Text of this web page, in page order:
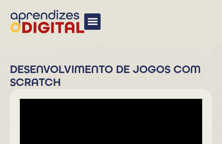
DESENVOLVIMENTO DE JOGOS COM
SCRATCH